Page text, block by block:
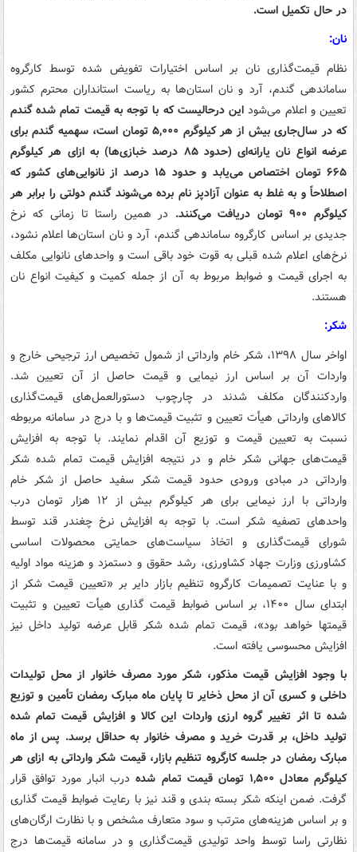
در حال تکمیل است.
نان:
نظام قیمت‌گذاری نان بر اساس اختیارات تفویض شده توسط کارگروه
ساماندهی گندم، آرد و نان استان‌ها به ریاست استانداران محترم کشور
تعیین و اعلام می‌شود این درحالیست که با توجه به قیمت تمام شده گندم
که در سال‌جاری بیش از هر کیلوگرم ۵,۰۰۰ تومان است، سهمیه گندم برای
عرضه انواع نان یارانه‌ای (حدود ۸۵ درصد خبازی‌ها) به ازای هر کیلوگرم
۶۶۵ تومان اختصاص می‌یابد و حدود ۱۵ درصد از نانوایی‌های کشور که
اصطلاحاً و به غلط به عنوان آزادپز نام برده می‌شوند گندم دولتی را برابر هر
کیلوگرم ۹۰۰ تومان دریافت می‌کنند.
در همین راستا تا زمانی که نرخ
جدیدی بر اساس کارگروه ساماندهی گندم، آرد و نان استان‌ها اعلام نشود،
نرخ‌های اعلام شده قبلی به قوت خود باقی است و واحدهای نانوایی مکلف
به اجرای قیمت و ضوابط مربوط به آن از جمله کمیت و کیفیت انواع نان
هستند.
شکر:
اواخر سال ۱۳۹۸، شکر خام وارداتی از شمول تخصیص ارز ترجیحی خارج و
واردات آن بر اساس ارز نیمایی و قیمت حاصل از آن تعیین شد.
واردکنندگان مکلف شدند در چارچوب دستورالعمل‌های قیمت‌گذاری
کالاهای وارداتی هیأت تعیین و تثبیت قیمت‌ها و با درج در سامانه مربوطه
نسبت به تعیین قیمت و توزیع آن اقدام نمایند. با توجه به افزایش
قیمت‌های جهانی شکر خام و در نتیجه افزایش قیمت تمام شده شکر
وارداتی در مبادی ورودی حدود قیمت شکر سفید حاصل از شکر خام
وارداتی با ارز نیمایی برای هر کیلوگرم بیش از ۱۲ هزار تومان درب
واحدهای تصفیه شکر است. با توجه به افزایش نرخ چغندر قند توسط
شورای قیمت‌گذاری و اتخاذ سیاست‌های حمایتی محصولات اساسی
کشاورزی وزارت جهاد کشاورزی، رشد حقوق و دستمزد و هزینه مواد اولیه
و با عنایت تصمیمات کارگروه تنظیم بازار دایر بر «تعیین قیمت شکر از
ابتدای سال ۱۴۰۰، بر اساس ضوابط قیمت گذاری هیأت تعیین و تثبیت
قیمتها خواهد بود»، قیمت تمام شده شکر قابل عرضه تولید داخل نیز
افزایش محسوسی یافته است.
با وجود افزایش قیمت مذکور، شکر مورد مصرف خانوار از محل تولیدات
داخلی و کسری آن از محل ذخایر تا پایان ماه مبارک رمضان تأمین و توزیع
شده تا اثر تغییر گروه ارزی واردات این کالا و افزایش قیمت تمام شده
تولید داخل، بر قدرت خرید و مصرف خانوار به حداقل برسد. پس از ماه
مبارک رمضان در جلسه کارگروه تنظیم بازار، قیمت شکر وارداتی به ازای هر
کیلوگرم معادل ۱,۵۰۰ تومان قیمت تمام شده
درب انبار مورد توافق قرار
گرفت. ضمن اینکه شکر بسته بندی و قند نیز با رعایت ضوابط قیمت گذاری
و بر اساس هزینه‌های مترتب و سود متعارف مشخص و با نظارت ارگان‌های
نظارتی راسا توسط واحد تولیدی قیمت‌گذاری و در سامانه قیمت‌ها درج